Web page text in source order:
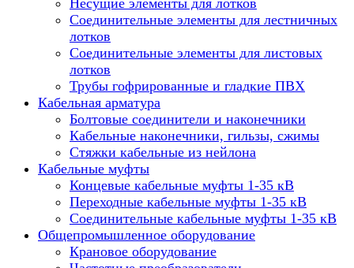
Несущие элементы для лотков
Соединительные элементы для лестничных
лотков
Соединительные элементы для листовых
лотков
Трубы гофрированные и гладкие ПВХ
Кабельная арматура
Болтовые соединители и наконечники
Кабельные наконечники, гильзы, сжимы
Стяжки кабельные из нейлона
Кабельные муфты
Концевые кабельные муфты 1-35 кВ
Переходные кабельные муфты 1-35 кВ
Соединительные кабельные муфты 1-35 кВ
Общепромышленное оборудование
Крановое оборудование